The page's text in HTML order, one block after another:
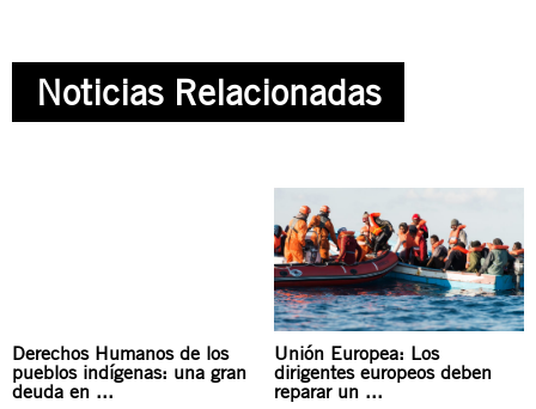
Noticias Relacionadas
Derechos Humanos de los
pueblos indígenas: una gran
deuda en ...
Unión Europea: Los
dirigentes europeos deben
reparar un ...